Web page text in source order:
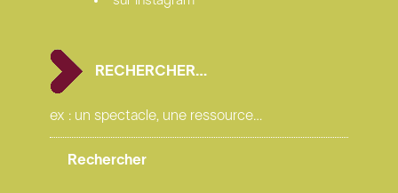
remerciements : Odéon Théâtre de l’Europe (Paris) ;
Stéphane Braunschweig et l’équipe de La Mouette ;
Les Plateaux sauvages (Paris) ; La Commune – CDN
d’Aubervilliers
RECHERCHER…